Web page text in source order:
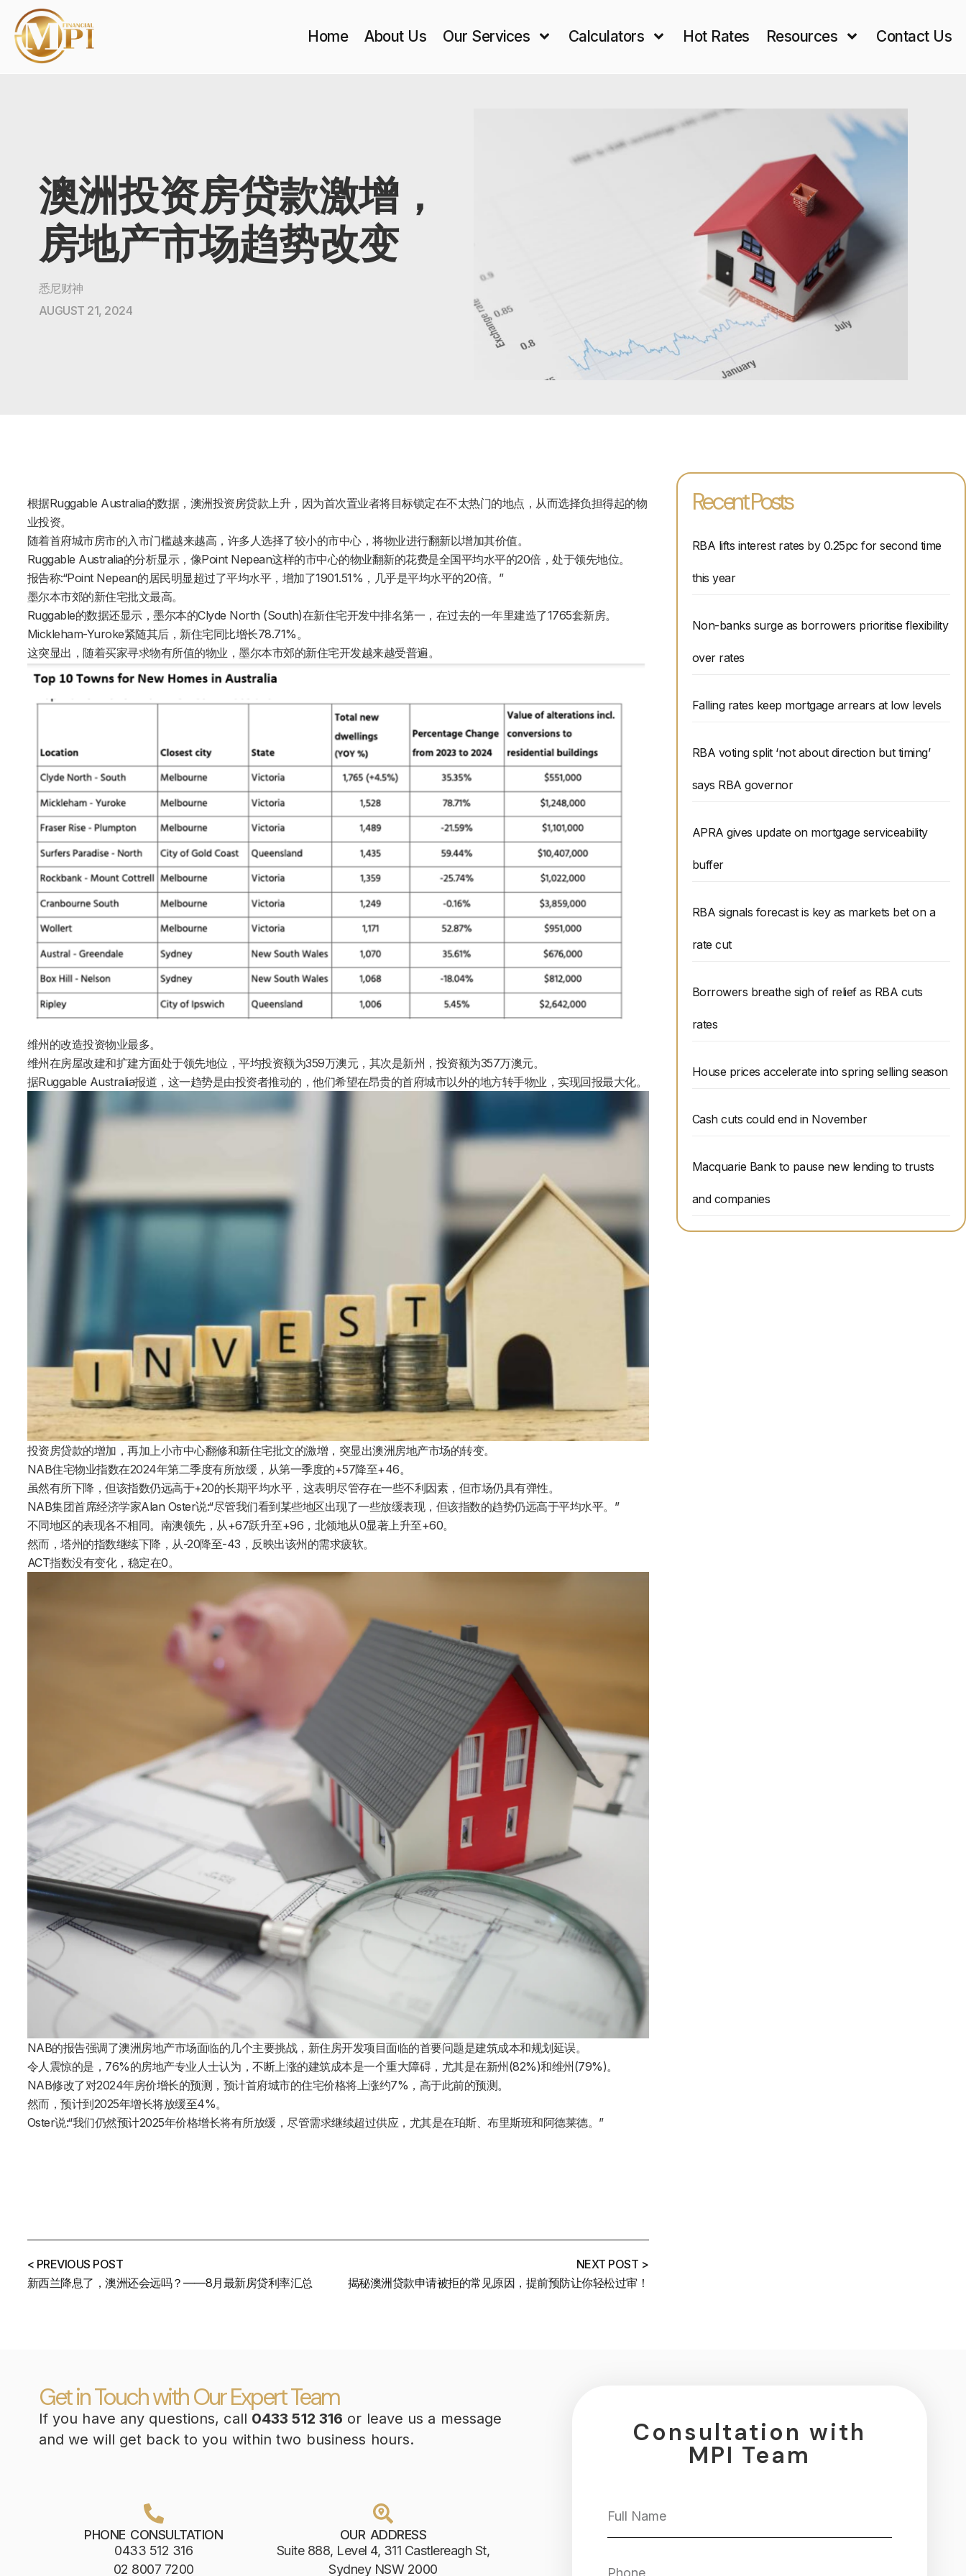
Home About Us Our Services Calculators Hot Rates Resources Contact Us
澳洲投资房贷款激增，
房地产市场趋势改变
悉尼财神
AUGUST 21, 2024
根据Ruggable Australia的数据，澳洲投资房贷款上升，因为首次置业者将目标锁定在不太热门的地点，从而选择负担得起的物
业投资。
随着首府城市房市的入市门槛越来越高，许多人选择了较小的市中心，将物业进行翻新以增加其价值。
Ruggable Australia的分析显示，像Point Nepean这样的市中心的物业翻新的花费是全国平均水平的20倍，处于领先地位。
报告称:“Point Nepean的居民明显超过了平均水平，增加了1901.51%，几乎是平均水平的20倍。”
墨尔本市郊的新住宅批文最高。
Ruggable的数据还显示，墨尔本的Clyde North (South)在新住宅开发中排名第一，在过去的一年里建造了1765套新房。
Mickleham-Yuroke紧随其后，新住宅同比增长78.71%。
这突显出，随着买家寻求物有所值的物业，墨尔本市郊的新住宅开发越来越受普遍。
维州的改造投资物业最多。
维州在房屋改建和扩建方面处于领先地位，平均投资额为359万澳元，其次是新州，投资额为357万澳元。
据Ruggable Australia报道，这一趋势是由投资者推动的，他们希望在昂贵的首府城市以外的地方转手物业，实现回报最大化。
投资房贷款的增加，再加上小市中心翻修和新住宅批文的激增，突显出澳洲房地产市场的转变。
NAB住宅物业指数在2024年第二季度有所放缓，从第一季度的+57降至+46。
虽然有所下降，但该指数仍远高于+20的长期平均水平，这表明尽管存在一些不利因素，但市场仍具有弹性。
NAB集团首席经济学家Alan Oster说:“尽管我们看到某些地区出现了一些放缓表现，但该指数的趋势仍远高于平均水平。”
不同地区的表现各不相同。南澳领先，从+67跃升至+96，北领地从0显著上升至+60。
然而，塔州的指数继续下降，从-20降至-43，反映出该州的需求疲软。
ACT指数没有变化，稳定在0。
NAB的报告强调了澳洲房地产市场面临的几个主要挑战，新住房开发项目面临的首要问题是建筑成本和规划延误。
令人震惊的是，76%的房地产专业人士认为，不断上涨的建筑成本是一个重大障碍，尤其是在新州(82%)和维州(79%)。
NAB修改了对2024年房价增长的预测，预计首府城市的住宅价格将上涨约7%，高于此前的预测。
然而，预计到2025年增长将放缓至4%。
Oster说:“我们仍然预计2025年价格增长将有所放缓，尽管需求继续超过供应，尤其是在珀斯、布里斯班和阿德莱德。”
< PREVIOUS POST
新西兰降息了，澳洲还会远吗？——8月最新房贷利率汇总
NEXT POST >
揭秘澳洲贷款申请被拒的常见原因，提前预防让你轻松过审！
Recent Posts
RBA lifts interest rates by 0.25pc for second time
this year
Non-banks surge as borrowers prioritise flexibility
over rates
Falling rates keep mortgage arrears at low levels
RBA voting split ‘not about direction but timing’
says RBA governor
APRA gives update on mortgage serviceability
buffer
RBA signals forecast is key as markets bet on a
rate cut
Borrowers breathe sigh of relief as RBA cuts
rates
House prices accelerate into spring selling season
Cash cuts could end in November
Macquarie Bank to pause new lending to trusts
and companies
Get in Touch with Our Expert Team
If you have any questions, call 0433 512 316 or leave us a message
and we will get back to you within two business hours.
PHONE CONSULTATION
0433 512 316
02 8007 7200
OUR ADDRESS
Suite 888, Level 4, 311 Castlereagh St,
Sydney NSW 2000
Consultation with
MPI Team